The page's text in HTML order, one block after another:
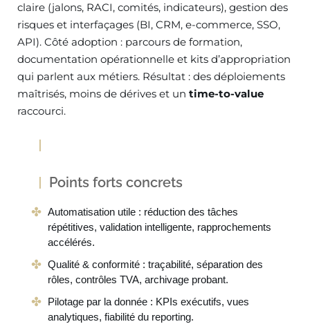
claire (jalons, RACI, comités, indicateurs), gestion des
risques et interfaçages (BI, CRM, e-commerce, SSO,
API). Côté adoption : parcours de formation,
documentation opérationnelle et kits d’appropriation
qui parlent aux métiers. Résultat : des déploiements
maîtrisés, moins de dérives et un time-to-value
raccourci.
Points forts concrets
Automatisation utile : réduction des tâches
répétitives, validation intelligente, rapprochements
accélérés.
Qualité & conformité : traçabilité, séparation des
rôles, contrôles TVA, archivage probant.
Pilotage par la donnée : KPIs exécutifs, vues
analytiques, fiabilité du reporting.